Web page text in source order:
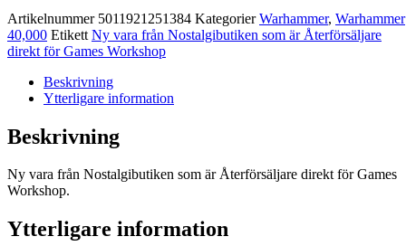
Artikelnummer 5011921251384 Kategorier Warhammer, Warhammer
40,000 Etikett Ny vara från Nostalgibutiken som är Återförsäljare
direkt för Games Workshop
Beskrivning
Ytterligare information
Beskrivning
Ny vara från Nostalgibutiken som är Återförsäljare direkt för Games
Workshop.
Ytterligare information